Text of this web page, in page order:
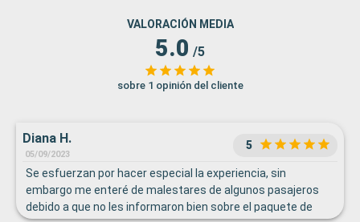
VALORACIÓN MEDIA
5.0 /5
sobre 1 opinión del cliente
Diana H.
05/09/2023
5
Se esfuerzan por hacer especial la experiencia, sin
embargo me enteré de malestares de algunos pasajeros
debido a que no les informaron bien sobre el paquete de